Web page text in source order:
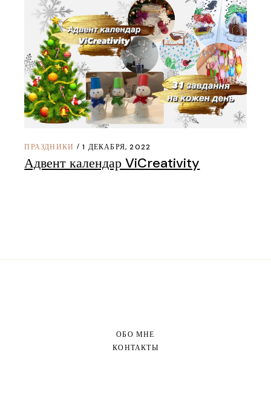
ПРАЗДНИКИ 1 ДЕКАБРЯ, 2022
Адвент календар ViCreativity
ОБО МНЕ
КОНТАКТЫ